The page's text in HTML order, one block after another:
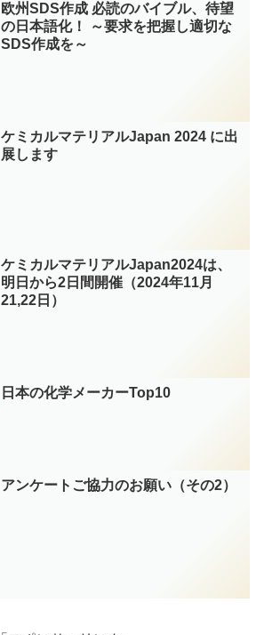
欧州SDS作成 必読のバイブル、待望
の日本語化！ ～要求を把握し適切な
SDS作成を～
ケミカルマテリアルJapan 2024 に出
展します
ケミカルマテリアルJapan2024は、
明日から2日間開催（2024年11月
21,22日）
日本の化学メーカーTop10
アンケートご協力のお願い（その2）